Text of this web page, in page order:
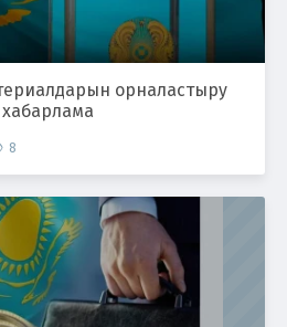
орналастыру
8